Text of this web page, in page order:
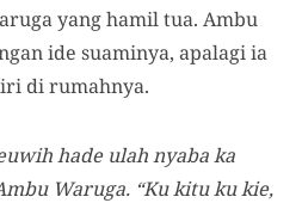
yang hamil tua. Ambu
ide suaminya, apalagi ia
di rumahnya.
hade ulah nyaba ka
Waruga. “Ku kitu ku kie,